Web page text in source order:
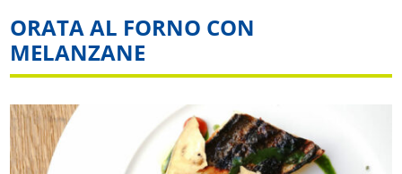
ORATA AL FORNO CON
MELANZANE